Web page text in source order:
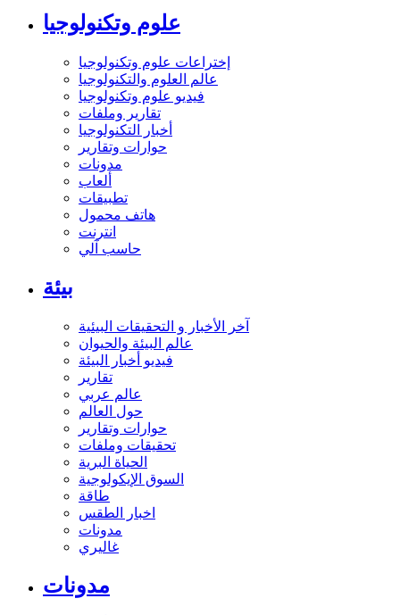
علوم وتكنولوجيا
إختراعات علوم وتكنولوجيا
عالم العلوم والتكنولوجيا
فيديو علوم وتكنولوجيا
تقارير وملفات
أخبار التكنولوجيا
حوارات وتقارير
مدونات
ألعاب
تطبيقات
هاتف محمول
انترنت
حاسب آلي
بيئة
آخر الأخبار و التحقيقات البيئية
عالم البيئة والحيوان
فيديو أخبار البيئة
تقارير
عالم عربي
حول العالم
حوارات وتقارير
تحقيقات وملفات
الحياة البرية
السوق الإيكولوجية
طاقة
اخبار الطقس
مدونات
غاليري
مدونات